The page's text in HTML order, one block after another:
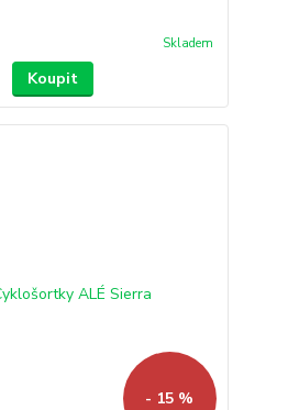
Skladem
Koupit
- 15 %